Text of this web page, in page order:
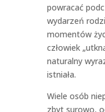
powracać
wydarzeń
momentów
człowiek
naturalny
istniała.
Wiele osób
zbyt surowo,